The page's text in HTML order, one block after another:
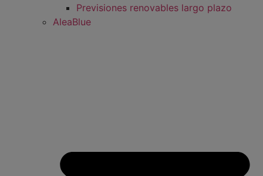
Previsiones renovables largo plazo
AleaBlue